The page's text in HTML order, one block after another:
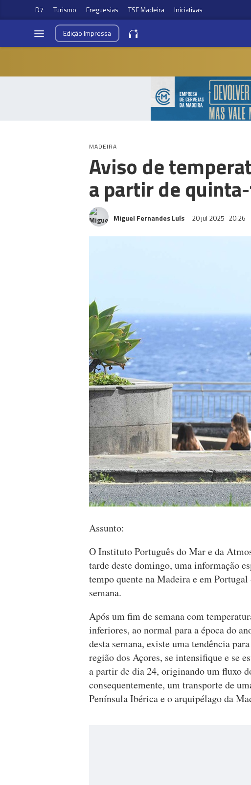
D7 Turismo Freguesias TSF Madeira Iniciativas
EdiçãoImpressa
MADEIRA
Aviso de
a partir de
Miguel Fernandes Luís 20 jul 2025 20:26
Assunto:
O Instituto Português do Mar e da
tarde deste domingo, uma informação
tempo quente na Madeira e em
semana.
Após um fim de semana com
inferiores, ao normal para a época do
desta semana, existe uma tendência
região dos Açores, se intensifique e se
a partir de dia 24, originando um fluxo
consequentemente, um transporte de
Península Ibérica e o arquipélago da